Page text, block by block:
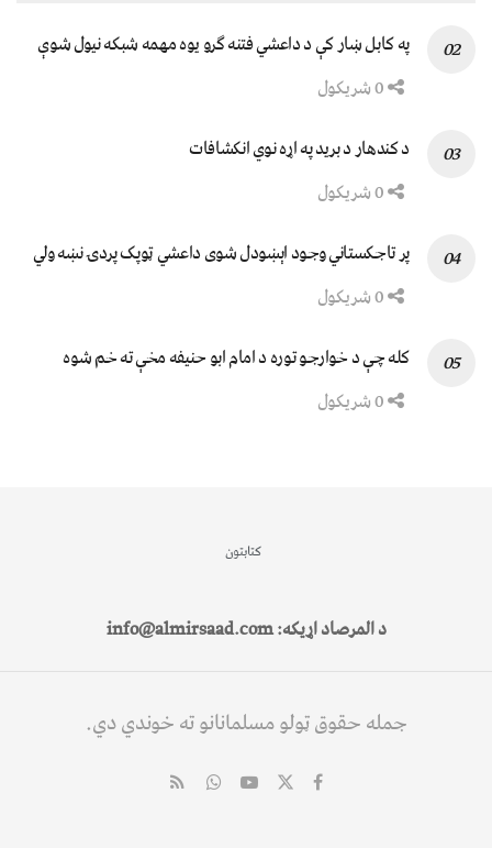
په کابل ښار کې د داعشي فتنه ګرو يوه مهمه شبکه نيول شوې
د کندهار د برید په اړه نوي انکشافات
پر تاجکستاني وجود اېښودل شوی داعشي ټوپک پردۍ نښه ولي
کله چې د خوارجو توره د امام ابو حنیفه مخې ته خم شوه
کتابتون
د المرصاد اړیکه: info@almirsaad.com
جمله حقوق ټولو مسلمانانو ته خوندي دي.